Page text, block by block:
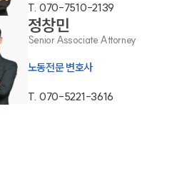
소리
검색
륜
T. 070-7510-2139
정창민
Senior Associate Attorney
노동전문 변호사
T. 070-5221-3616